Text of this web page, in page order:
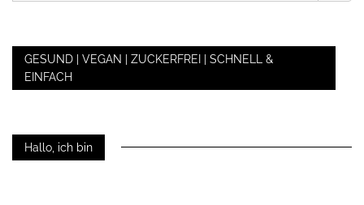
GESUND | VEGAN | ZUCKERFREI | SCHNELL &
EINFACH
Hallo, ich bin